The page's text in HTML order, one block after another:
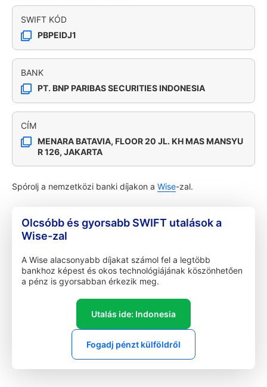
SWIFT KÓD
PBPEIDJ1
BANK
PT. BNP PARIBAS SECURITIES INDONESIA
CÍM
MENARA BATAVIA, FLOOR 20 JL. KH MAS MANSYU
R 126, JAKARTA
Spórolj a nemzetközi banki díjakon a Wise-zal.
Olcsóbb és gyorsabb SWIFT utalások a
Wise-zal
A Wise alacsonyabb díjakat számol fel a legtöbb
bankhoz képest és okos technológiájának köszönhetően
a pénz is gyorsabban érkezik meg.
Utalás ide: Indonesia
Fogadj pénzt külföldről